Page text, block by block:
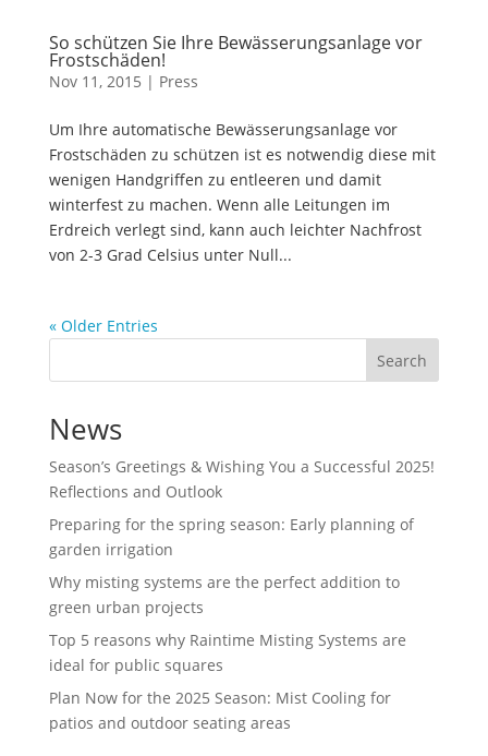
So schützen Sie Ihre Bewässerungsanlage vor
Frostschäden!
Nov 11, 2015 | Press
Um Ihre automatische Bewässerungsanlage vor
Frostschäden zu schützen ist es notwendig diese mit
wenigen Handgriffen zu entleeren und damit
winterfest zu machen. Wenn alle Leitungen im
Erdreich verlegt sind, kann auch leichter Nachfrost
von 2-3 Grad Celsius unter Null...
« Older Entries
Search
News
Season’s Greetings & Wishing You a Successful 2025!
Reflections and Outlook
Preparing for the spring season: Early planning of
garden irrigation
Why misting systems are the perfect addition to
green urban projects
Top 5 reasons why Raintime Misting Systems are
ideal for public squares
Plan Now for the 2025 Season: Mist Cooling for
patios and outdoor seating areas